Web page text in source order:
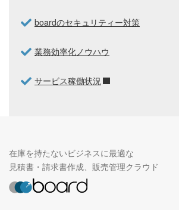
boardのセキュリティー対策
業務効率化ノウハウ
サービス稼働状況
在庫を持たないビジネスに最適な
見積書・請求書作成、販売管理クラウド